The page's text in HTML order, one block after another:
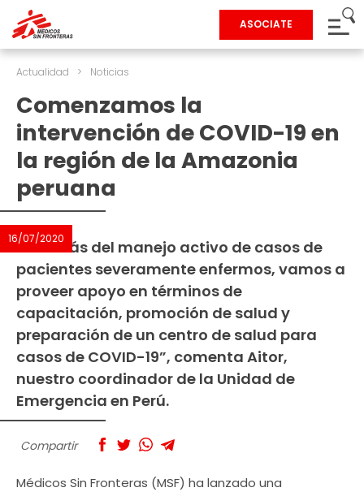
ASOCIATE
Actualidad > Noticias
Comenzamos la
intervención de COVID-19 en
la región de la Amazonia
peruana
16/07/2020
«Además del manejo activo de casos de
pacientes severamente enfermos, vamos a
proveer apoyo en términos de
capacitación, promoción de salud y
preparación de un centro de salud para
casos de COVID-19”, comenta Aitor,
nuestro coordinador de la Unidad de
Emergencia en Perú.
Compartir
Médicos Sin Fronteras (MSF) ha lanzado una